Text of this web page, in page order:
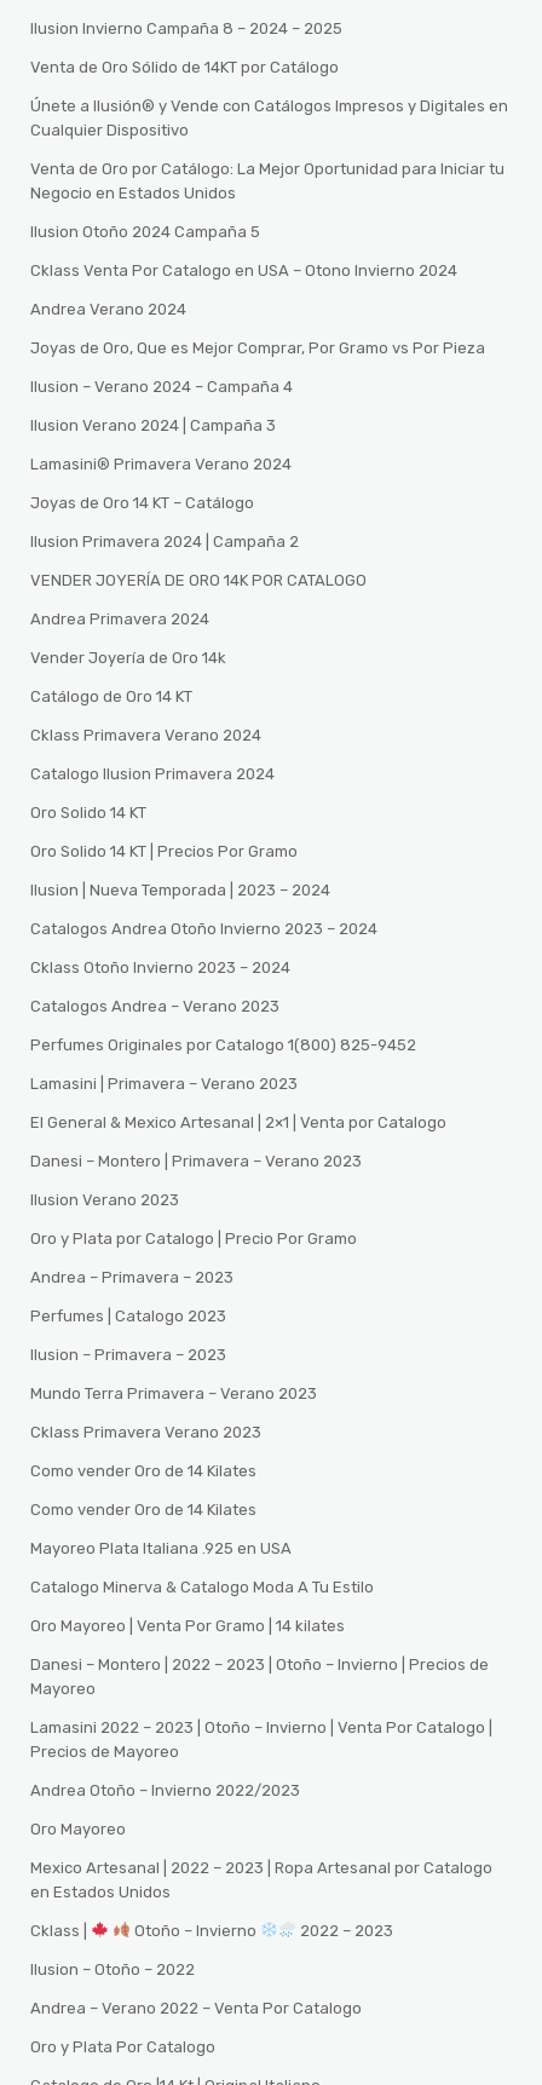
Ilusion Invierno Campaña 8 – 2024 – 2025
Venta de Oro Sólido de 14KT por Catálogo
Únete a Ilusión® y Vende con Catálogos Impresos y Digitales en
Cualquier Dispositivo
Venta de Oro por Catálogo: La Mejor Oportunidad para Iniciar tu
Negocio en Estados Unidos
Ilusion Otoño 2024 Campaña 5
Cklass Venta Por Catalogo en USA – Otono Invierno 2024
Andrea Verano 2024
Joyas de Oro, Que es Mejor Comprar, Por Gramo vs Por Pieza
Ilusion – Verano 2024 – Campaña 4
Ilusion Verano 2024 | Campaña 3
Lamasini®️ Primavera Verano 2024
Joyas de Oro 14 KT – Catálogo
Ilusion Primavera 2024 | Campaña 2
VENDER JOYERÍA DE ORO 14K POR CATALOGO
Andrea Primavera 2024
Vender Joyería de Oro 14k
Catálogo de Oro 14 KT
Cklass Primavera Verano 2024
Catalogo Ilusion Primavera 2024
Oro Solido 14 KT
Oro Solido 14 KT | Precios Por Gramo
Ilusion | Nueva Temporada | 2023 – 2024
Catalogos Andrea Otoño Invierno 2023 – 2024
Cklass Otoño Invierno 2023 – 2024
Catalogos Andrea – Verano 2023
Perfumes Originales por Catalogo 1(800) 825-9452
Lamasini | Primavera – Verano 2023
El General & Mexico Artesanal | 2×1 | Venta por Catalogo
Danesi – Montero | Primavera – Verano 2023
Ilusion Verano 2023
Oro y Plata por Catalogo | Precio Por Gramo
Andrea – Primavera – 2023
Perfumes | Catalogo 2023
Ilusion – Primavera – 2023
Mundo Terra Primavera – Verano 2023
Cklass Primavera Verano 2023
Como vender Oro de 14 Kilates
Como vender Oro de 14 Kilates
Mayoreo Plata Italiana .925 en USA
Catalogo Minerva & Catalogo Moda A Tu Estilo
Oro Mayoreo | Venta Por Gramo | 14 kilates
Danesi – Montero | 2022 – 2023 | Otoño – Invierno | Precios de
Mayoreo
Lamasini 2022 – 2023 | Otoño – Invierno | Venta Por Catalogo |
Precios de Mayoreo
Andrea Otoño – Invierno 2022/2023
Oro Mayoreo
Mexico Artesanal | 2022 – 2023 | Ropa Artesanal por Catalogo
en Estados Unidos
Cklass | Otoño – Invierno 2022 – 2023
Ilusion – Otoño – 2022
Andrea – Verano 2022 – Venta Por Catalogo
Oro y Plata Por Catalogo